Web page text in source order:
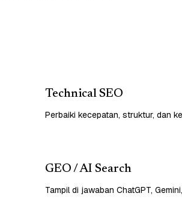
Technical SEO
Perbaiki kecepatan, struktur, dan
GEO / AI Search
Tampil di jawaban ChatGPT,